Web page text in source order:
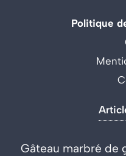
Politique
Gâteau marbré de